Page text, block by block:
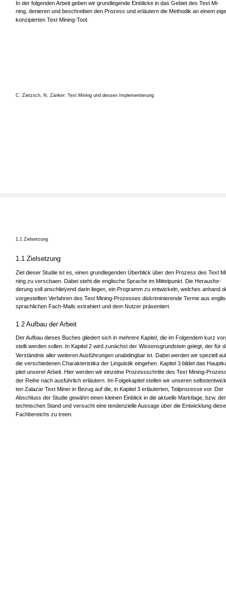
In der folgenden Arbeit geben wir grundlegende Einblicke in das Gebiet des Text Mi-
ning, denieren und beschreiben den Prozess und erläutern die Methodik an einem
konzipierten Text Mining-Tool.
C. Zietzsch, N. Zänker: Text Mining und dessen Implementierung
1.1 Zielsetzung
1.1 Zielsetzung
Ziel dieser Studie ist es, einen grundlegenden Überblick über den Prozess des Text
ning zu verschaen. Dabei steht die englische Sprache im Mittelpunkt. Die Herausfor-
derung soll anschlieÿend darin liegen, ein Programm zu entwickeln, welches anhand
vorgestellten Verfahren des Text Mining-Prozesses diskriminierende Terme aus
sprachlichen Fach-Mails extrahiert und dem Nutzer präsentiert.
1.2 Aufbau der Arbeit
Der Aufbau dieses Buches gliedert sich in mehrere Kapitel, die im Folgendem kurz
stellt werden sollen. In Kapitel 2 wird zunächst der Wissensgrundstein gelegt, der für
Verständnis aller weiteren Ausführungen unabdingbar ist. Dabei werden wir speziell auf
die verschiedenen Charakteristika der Linguistik eingehen. Kapitel 3 bildet das
pitel unserer Arbeit. Hier werden wir einzelne Prozessschritte des Text Mining-
der Reihe nach ausführlich erläutern. Im Folgekapitel stellen wir unseren
ten Zalazar Text Miner in Bezug auf die, in Kapitel 3 erläuterten, Teilprozesse vor. Der
Abschluss der Studie gewährt einen kleinen Einblick in die aktuelle Marktlage, bzw.
technischen Stand und versucht eine tendenzielle Aussage über die Entwicklung
Fachbereichs zu treen.